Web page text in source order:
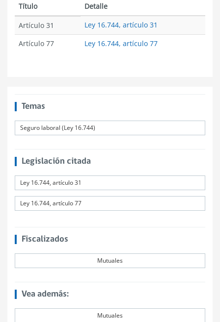
Título Detalle
Artículo 31
Ley 16.744, artículo 31
Artículo 77
Ley 16.744, artículo 77
Temas
Seguro laboral (Ley 16.744)
Legislación citada
Ley 16.744, artículo 31
Ley 16.744, artículo 77
Fiscalizados
Mutuales
Vea además:
Mutuales